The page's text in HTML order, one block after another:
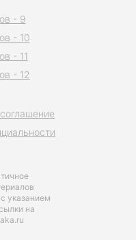
указанием
на
- 9
- 10
- 11
- 12